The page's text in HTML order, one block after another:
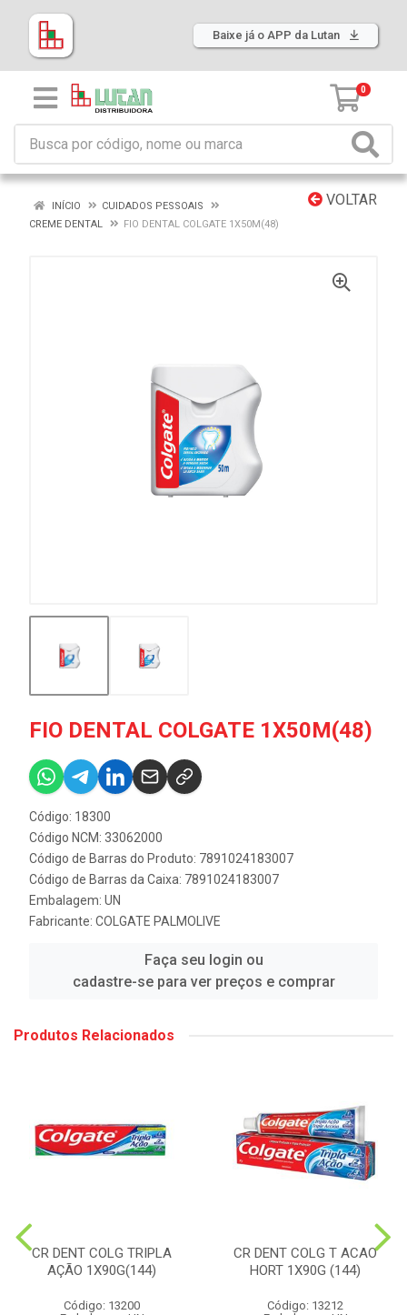
Baixe já o APP da Lutan
0
VOLTAR
INÍCIO
CUIDADOS PESSOAIS
CREME DENTAL
FIO DENTAL COLGATE 1X50M(48)
FIO DENTAL COLGATE 1X50M(48)
Código: 18300
Código NCM: 33062000
Código de Barras do Produto: 7891024183007
Código de Barras da Caixa: 7891024183007
Embalagem: UN
Fabricante: COLGATE PALMOLIVE
Faça seu login ou
cadastre-se para ver preços e comprar
Produtos Relacionados
CR DENT COLG TRIPLA
AÇÃO 1X90G(144)
Código: 13200
CR DENT COLG T ACAO
HORT 1X90G (144)
Código: 13212